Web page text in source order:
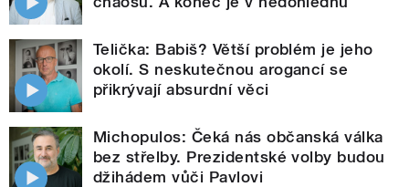
Telička: Babiš? Větší problém je jeho
okolí. S neskutečnou arogancí se
přikrývají absurdní věci
Michopulos: Čeká nás občanská válka
bez střelby. Prezidentské volby budou
džihádem vůči Pavlovi